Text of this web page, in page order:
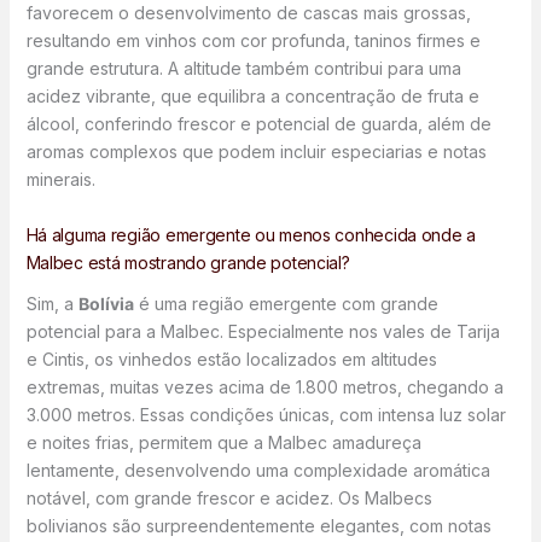
favorecem o desenvolvimento de cascas mais grossas,
resultando em vinhos com cor profunda, taninos firmes e
grande estrutura. A altitude também contribui para uma
acidez vibrante, que equilibra a concentração de fruta e
álcool, conferindo frescor e potencial de guarda, além de
aromas complexos que podem incluir especiarias e notas
minerais.
Há alguma região emergente ou menos conhecida onde a
Malbec está mostrando grande potencial?
Sim, a Bolíviaé uma região emergente com grande
potencial para a Malbec. Especialmente nos vales de Tarija
e Cintis, os vinhedos estão localizados em altitudes
extremas, muitas vezes acima de 1.800 metros, chegando a
3.000 metros. Essas condições únicas, com intensa luz solar
e noites frias, permitem que a Malbec amadureça
lentamente, desenvolvendo uma complexidade aromática
notável, com grande frescor e acidez. Os Malbecs
bolivianos são surpreendentemente elegantes, com notas